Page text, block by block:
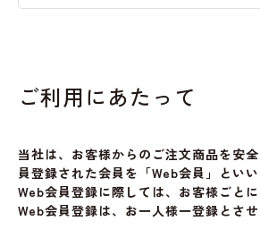
ご利用にあたって
当社は、お客様からのご注文商品を安
員登録された会員を「Web会員」とい
Web会員登録に際しては、お客様ごと
Web会員登録は、お一人様一登録とさ